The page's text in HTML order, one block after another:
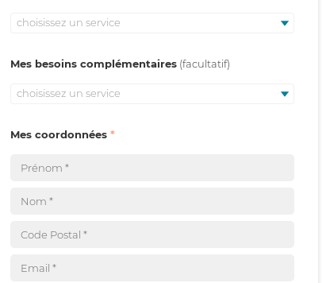
choisissez un service
Mes besoins complémentaires
choisissez un service
Mes coordonnées